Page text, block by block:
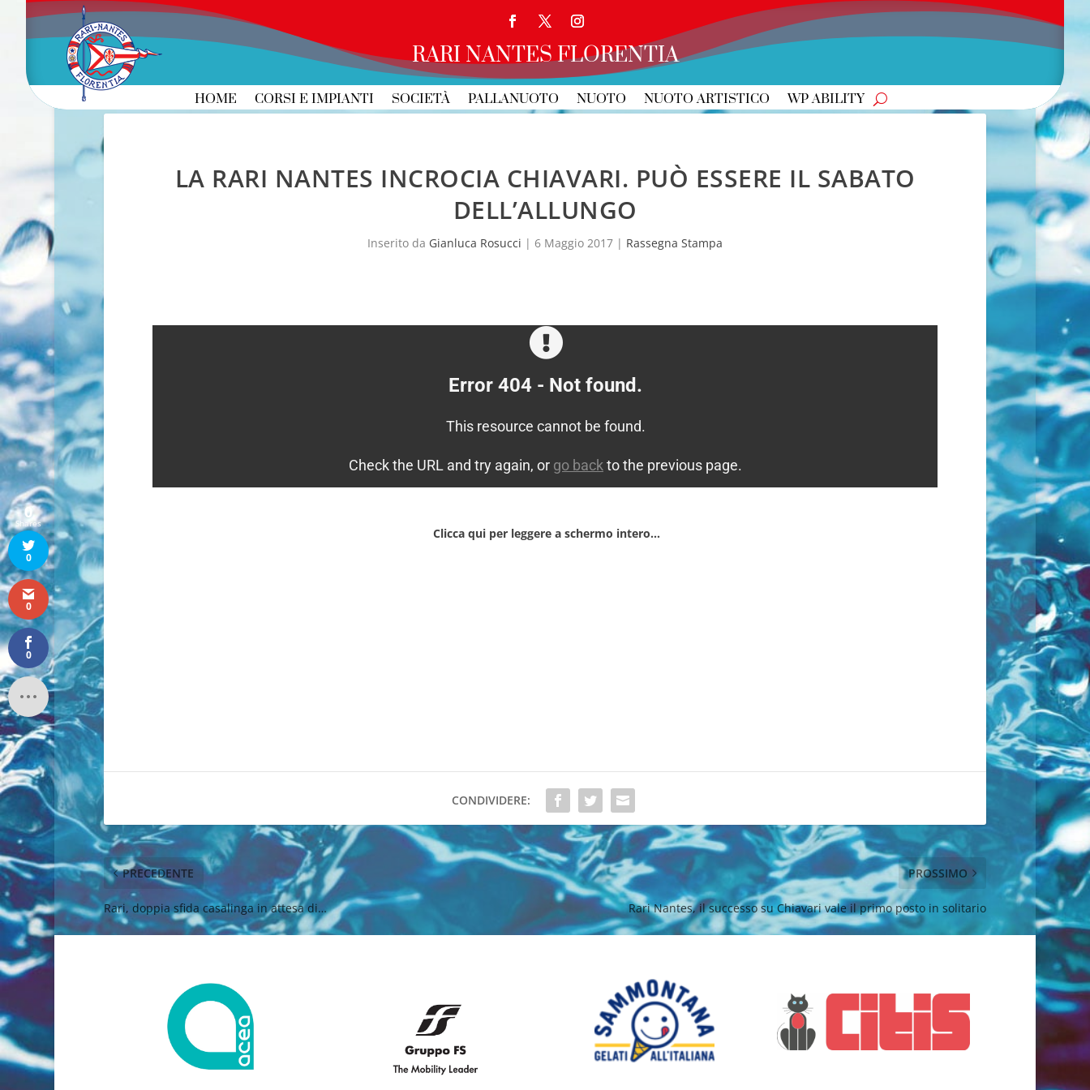
RARI NANTES FLORENTIA
HOME CORSI E IMPIANTI SOCIETÀ PALLANUOTO NUOTO NUOTO ARTISTICO WP ABILITY
LA RARI NANTES INCROCIA CHIAVARI. PUÒ ESSERE IL SABATO
DELL’ALLUNGO
Inserito da Gianluca Rosucci | 6 Maggio 2017 | Rassegna Stampa
Clicca qui per leggere a schermo intero…
CONDIVIDERE:
PRECEDENTE
Rari, doppia sfida casalinga in attesa di…
PROSSIMO
Rari Nantes, il successo su Chiavari vale il primo posto in solitario
0
Shares
0
0
0